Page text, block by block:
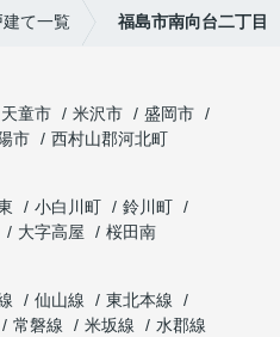
て一覧 福島市南向台二丁目
天童市 米沢市
盛岡市
市
西村山郡河北町
小白川町
鈴川町
大字高屋
桜田南
仙山線
東北本線
常磐線 米坂線
水郡線